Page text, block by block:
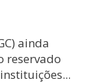
ainda
reservado
...